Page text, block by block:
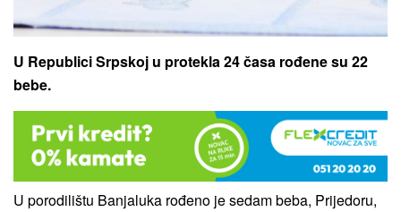
U Republici Srpskoj u protekla 24 časa rođene su 22
bebe.
U porodilištu Banjaluka rođeno je sedam beba, Prijedoru,